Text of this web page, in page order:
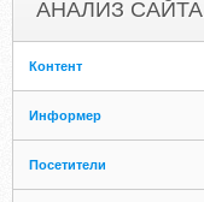
АНАЛИЗ САЙТА
Контент
Информер
Посетители